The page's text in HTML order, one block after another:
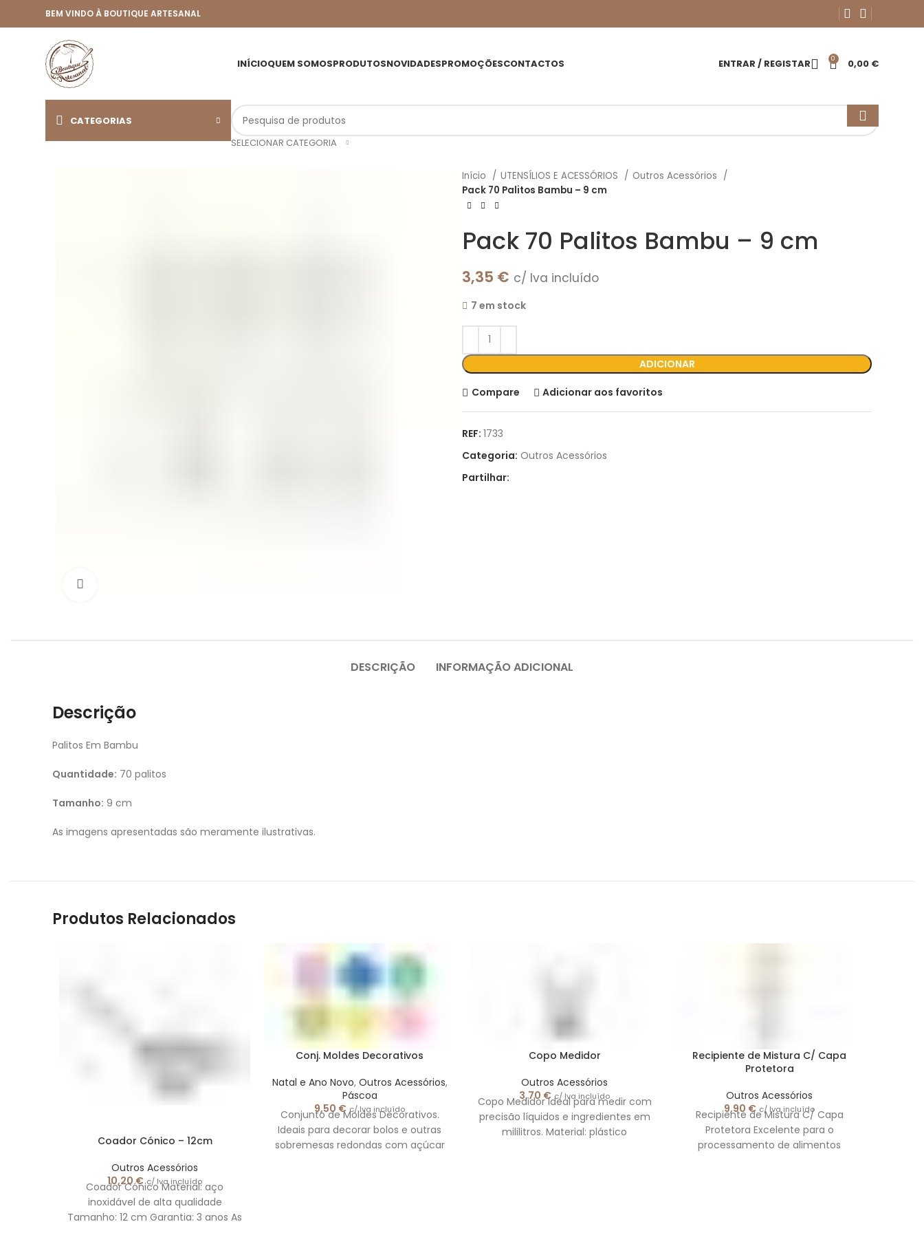
BEM VINDO À BOUTIQUE ARTESANAL
INÍCIOQUEM SOMOSPRODUTOSNOVIDADESPROMOÇÕESCONTACTOS ENTRAR / REGISTAR 0 0,00 €
CATEGORIAS
SELECIONAR CATEGORIA
Início UTENSÍLIOS E ACESSÓRIOS
Outros Acessórios
Pack 70 Palitos Bambu – 9 cm
Pack 70 Palitos Bambu – 9 cm
3,35 € c/ Iva incluído
7 em stock
ADICIONAR
Compare Adicionar aos favoritos
REF: 1733
Categoria: Outros Acessórios
Partilhar:
DESCRIÇÃO INFORMAÇÃO ADICIONAL
Descrição
Palitos Em Bambu
Quantidade: 70 palitos
Tamanho: 9 cm
As imagens apresentadas são meramente ilustrativas.
Produtos Relacionados
Coador Cónico – 12cm
Outros Acessórios
10,20€ c/ Iva incluído
Coador Cónico Material: aço
inoxidável de alta qualidade
Tamanho: 12 cm Garantia: 3 anos As
Conj. Moldes Decorativos
Natal e Ano Novo, Outros Acessórios,
Páscoa
9,50 € c/ Iva incluído
Conjunto de Moldes Decorativos.
Ideais para decorar bolos e outras
sobremesas redondas com açúcar
Copo Medidor
Outros Acessórios
3,70 € c/ Iva incluído
Copo Medidor Ideal para medir com
precisão líquidos e ingredientes em
mililitros. Material: plástico
Recipiente de Mistura C/ Capa
Protetora
Outros Acessórios
9,90 € c/ Iva incluído
Recipiente de Mistura C/ Capa
Protetora Excelente para o
processamento de alimentos